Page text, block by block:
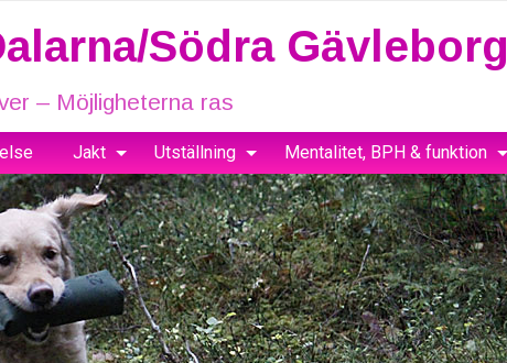
Södra Gävleborg
– Möjligheterna ras
Jakt Utställning Mentalitet, BPH & funktion